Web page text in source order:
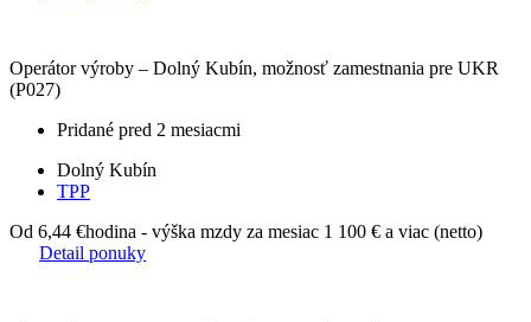
Operátor výroby – Dolný Kubín, možnosť zamestnania pre UKR
(P027)
Pridané pred 2 mesiacmi
Dolný Kubín
TPP
Od 6,44 €hodina - výška mzdy za mesiac 1 100 € a viac (netto)
Detail ponuky